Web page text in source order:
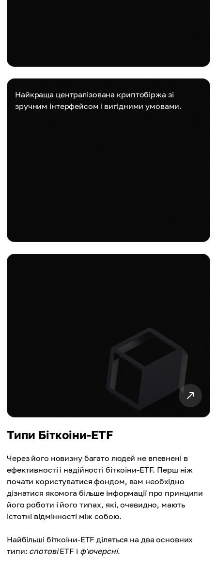
Найкраща централізована криптобіржа зі
зручним інтерфейсом і вигідними умовами.
Типи Біткоіни-ETF
Через його новизну багато людей не впевнені в
ефективності і надійності біткоіни-ETF. Перш ніж
почати користуватися фондом, вам необхідно
дізнатися якомога більше інформації про принципи
його роботи і його типах, які, очевидно, мають
істотні відмінності між собою.
Найбільші біткоіни-ETF діляться на два основних
типи: спотовіETF і ф'ючерсні.